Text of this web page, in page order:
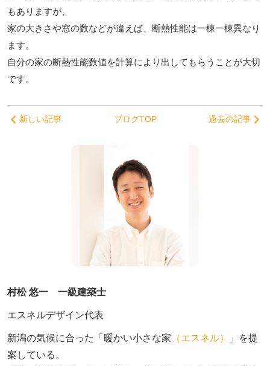
もありますが、
家の大きさや窓の数などが違えば、断熱性能は一棟一棟異なり
ます。
自分の家の断熱性能数値を計算により出してもらうことが大切
です。
新しい記事 ブログTOP 過去の記事
村松 悠一 一級建築士
エスネルデザイン代表
新潟の気候に合った「暖かい小さな家 （エスネル）
」を提
案している。